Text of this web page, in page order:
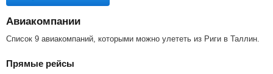
Авиакомпании
Список 9 авиакомпаний, которыми можно улететь из Риги в Таллин.
Прямые рейсы